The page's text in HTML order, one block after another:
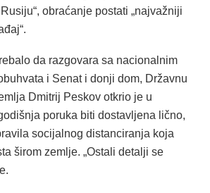
obraćanje postati „najvažniji
da razgovara sa nacionalnim
i Senat i donji dom, Državnu
Dmitrij Peskov otkrio je u
poruka biti dostavljena lično,
socijalnog distanciranja koja
širom zemlje. „Ostali detalji se